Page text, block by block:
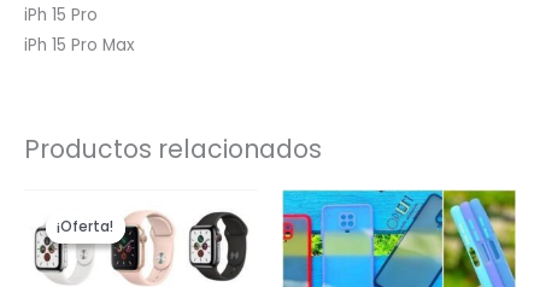
iPh 15 Pro
iPh 15 Pro Max
Productos relacionados
¡Oferta!
¡Oferta!precio
original
era:
$249,900.
precio
actual
es:
$139,900.